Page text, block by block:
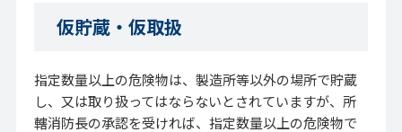
仮貯蔵・仮取扱
指定数量以上の危険物は、製造所等以外の場所で貯蔵
し、又は取り扱ってはならないとされていますが、所
轄消防長の承認を受ければ、指定数量以上の危険物で